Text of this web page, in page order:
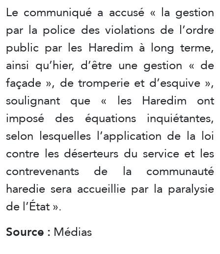
Le communiqué a accusé « la gestion
par la police des violations de l’ordre
public par les Haredim à long terme,
ainsi qu’hier, d’être une gestion « de
façade », de tromperie et d’esquive »,
soulignant que « les Haredim ont
imposé des équations inquiétantes,
selon lesquelles l’application de la loi
contre les déserteurs du service et les
contrevenants de la communauté
haredie sera accueillie par la paralysie
de l’État ».
Source : Médias